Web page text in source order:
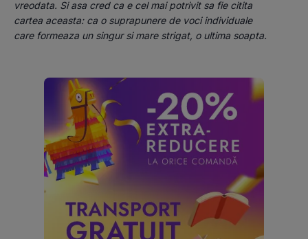
vreodata. Si asa cred ca e cel mai potrivit sa fie citita
cartea aceasta: ca o suprapunere de voci individuale
care formeaza un singur si mare strigat, o ultima soapta.